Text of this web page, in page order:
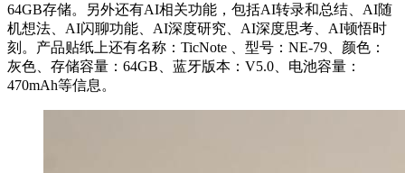
64GB存储。另外还有AI相关功能，包括AI转录和总结、AI随
机想法、AI闪聊功能、AI深度研究、AI深度思考、AI顿悟时
刻。产品贴纸上还有名称：TicNote 、型号：NE-79、颜色：
灰色、存储容量：64GB、蓝牙版本：V5.0、电池容量：
470mAh等信息。